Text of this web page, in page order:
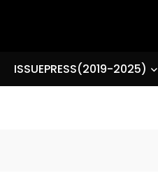
ISSUEPRESS(2019-2025)